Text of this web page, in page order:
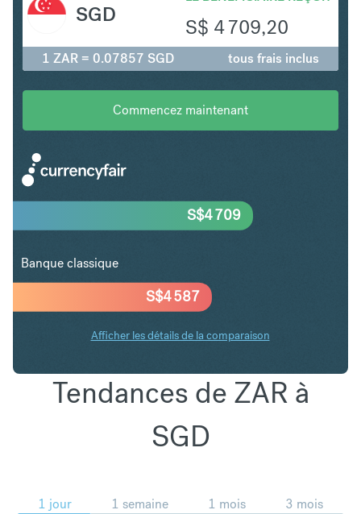
S$ 4 709,20
SGD
1 ZAR = 0.07857 SGD tous frais inclus
Commencez maintenant
S$4 587
S$4 709
Banque classique
Afficher les détails de la comparaison
Tendances de ZAR à
SGD
1 jour 1 semaine 1 mois 3 mois